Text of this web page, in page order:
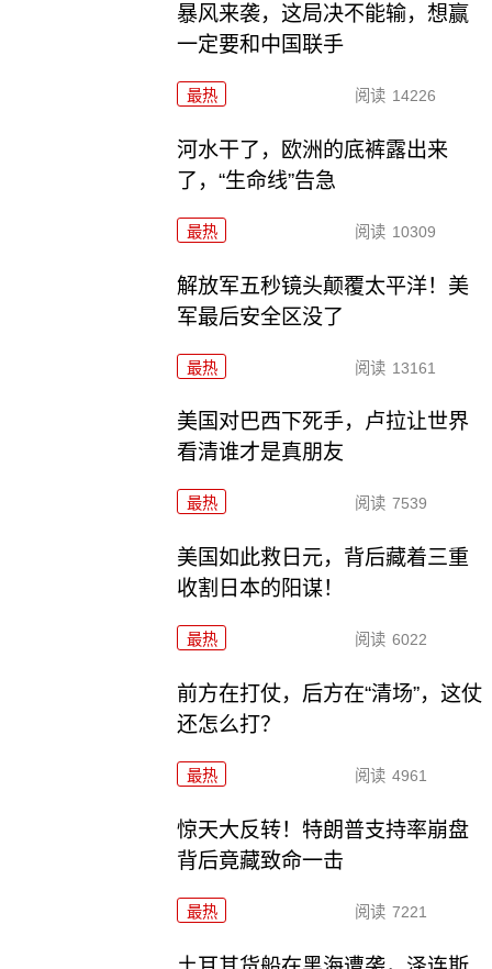
暴风来袭，这局决不能输，想赢
一定要和中国联手
最热 阅读 14226
河水干了，欧洲的底裤露出来
了，“生命线”告急
最热 阅读 10309
解放军五秒镜头颠覆太平洋！美
军最后安全区没了
最热 阅读 13161
美国对巴西下死手，卢拉让世界
看清谁才是真朋友
最热 阅读 7539
美国如此救日元，背后藏着三重
收割日本的阳谋！
最热 阅读 6022
前方在打仗，后方在“清场”，这仗
还怎么打？
最热 阅读 4961
惊天大反转！特朗普支持率崩盘
背后竟藏致命一击
最热 阅读 7221